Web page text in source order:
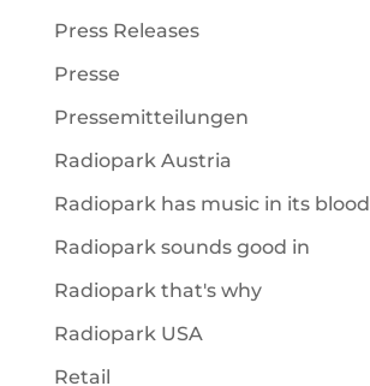
Press Releases
Presse
Pressemitteilungen
Radiopark Austria
Radiopark has music in its blood
Radiopark sounds good in
Radiopark that's why
Radiopark USA
Retail